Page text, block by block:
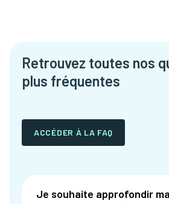
Retrouvez toutes nos
plus fréquentes
ACCÉDER À LA FAQ
Je souhaite approfondir ma